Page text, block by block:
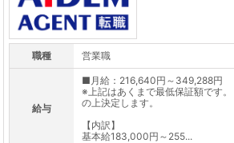
職種 営業職
給与
■月給：216,640円～349,288円
※上記はあくまで最低保証額です
の上決定します。
【内訳】
基本給183,000円～255...